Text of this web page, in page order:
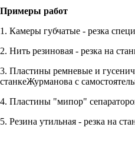
Примеры работ
1. Камеры губчатые - резка
2. Нить резиновая - резка на
3. Пластины ремневые и
станкеЖурманова с
4. Пластины "мипор"
5. Резина утильная - резка на